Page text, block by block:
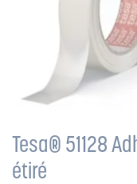
Tesa® 51128
étiré